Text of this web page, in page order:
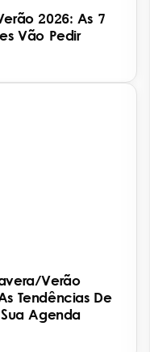
2026: As 7
Vão Pedir
Verão
Tendências De
Agenda